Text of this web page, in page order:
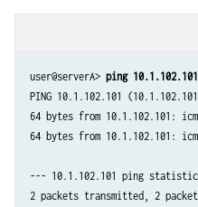
user@serverA>
PING 10.1.102.101
64 bytes from 10.1.102.101:
64 bytes from 10.1.102.101:
--- 10.1.102.101 ping
2 packets transmitted, 2